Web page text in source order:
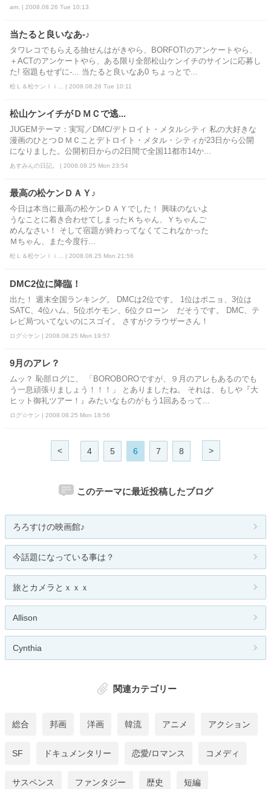
am. | 2008.08.26 Tue 10:13
当たると良いなあ-♪
タワレコでもらえる抽せんはがきやら、BORFOT!のアンケートやら、
＋ACTのアンケートやら、ある限り全部松山ケンイチのサインに応募し
た! 宿題もせずに-... 当たると良いなあ0 ちょっとで...
松Ｌ＆松ケンｌｉ... | 2008.08.26 Tue 10:11
松山ケンイチがＤＭＣで逃...
JUGEMテーマ：実写／DMC/デトロイト・メタルシティ 私の大好きな
漫画のひとつＤＭＣことデトロイト・メタル・シティが23日から公開
になりました。公開初日からの2日間で全国11都市14か...
あすみんの日記。 | 2008.08.25 Mon 23:54
最高の松ケンＤＡＹ♪
今日は本当に最高の松ケンＤＡＹでした！ 興味のないよ
うなことに着き合わせてしまったＫちゃん、Ｙちゃんご
めんなさい！ そして宿題が終わってなくてこれなかった
Ｍちゃん、また今度行...
松Ｌ＆松ケンｌｉ... | 2008.08.25 Mon 21:56
DMC2位に降臨！
出た！ 週末全国ランキング。 DMCは2位です。 1位はポニョ、3位は
SATC、4位ハム、5位ポケモン、6位クローン だそうです。 DMC、テ
レビ局ついてないのにスゴイ。 さすがクラウザーさん！
ログ☆ケン | 2008.08.25 Mon 19:57
9月のアレ？
ムッ？ 恥部ログに、 「BOROBOROですが、９月のアレもあるのでも
う一息頑張りましょう！！！」 とありましたね。 それは、もしや『大
ヒット御礼ツアー！』みたいなものがもう1回あるって...
ログ☆ケン | 2008.08.25 Mon 18:56
< 4 5 6 7 8 >
このテーマに最近投稿したブログ
ろろすけの映画館♪
今話題になっている事は？
旅とカメラとｘｘｘ
Allison
Cynthia
関連カテゴリー
総合 邦画 洋画 韓流 アニメ アクション
SF ドキュメンタリー 恋愛/ロマンス コメディ
サスペンス ファンタジー 歴史 短編